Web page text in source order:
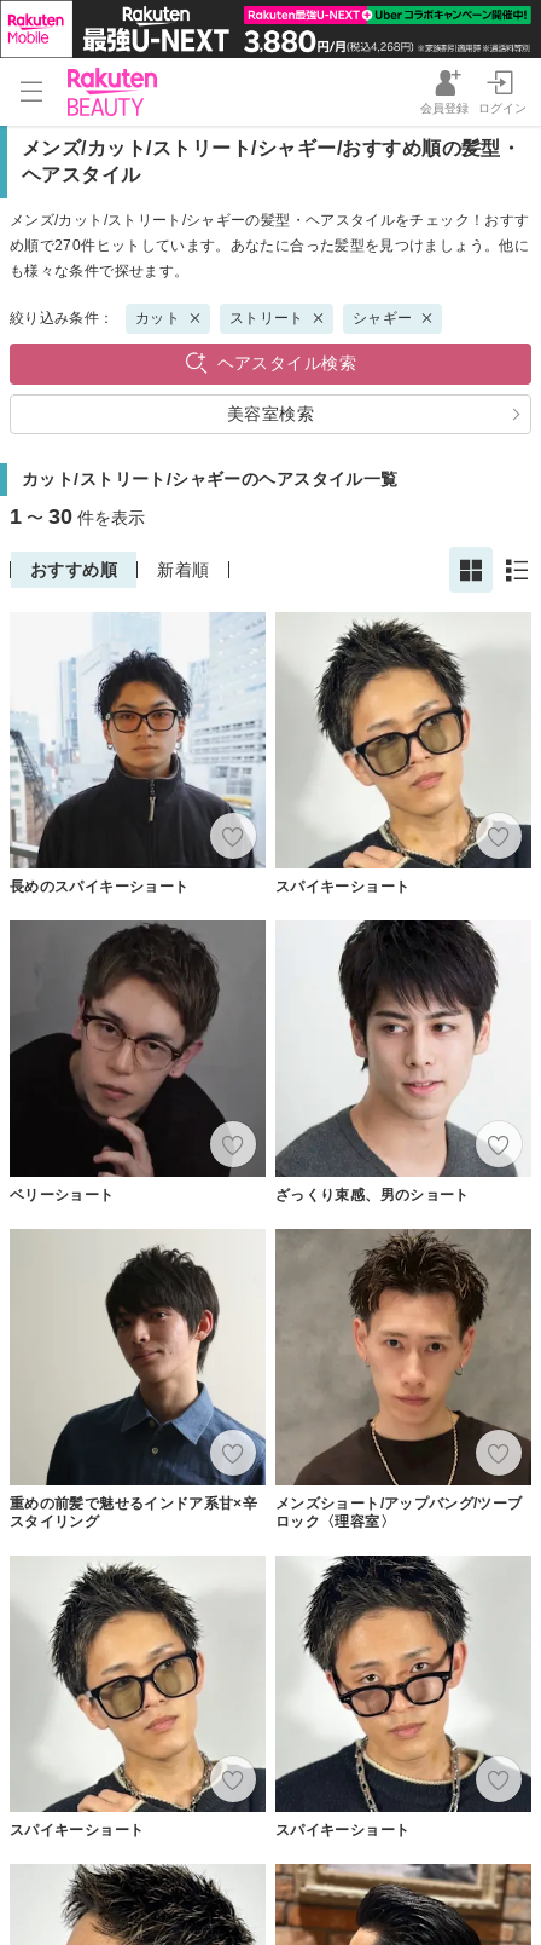
会員登録 ログイン
メンズ/カット/ストリート/シャギー/おすすめ順の髪型・
ヘアスタイル
メンズ/カット/ストリート/シャギーの髪型・ヘアスタイルをチェック！おすす
め順で270件ヒットしています。あなたに合った髪型を見つけましょう。他に
も様々な条件で探せます。
絞り込み条件： カット ストリート シャギー
ヘアスタイル検索
美容室検索
カット/ストリート/シャギーのヘアスタイル一覧
1 〜 30 件を表示
おすすめ順 新着順
長めのスパイキーショート スパイキーショート
ベリーショート ざっくり束感、男のショート
重めの前髪で魅せるインドア系甘×辛
スタイリング
メンズショート/アップバング/ツーブ
ロック〈理容室〉
スパイキーショート スパイキーショート